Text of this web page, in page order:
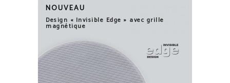
NOUVEAU
Design « Invisible Edge » avec grille
magnétique